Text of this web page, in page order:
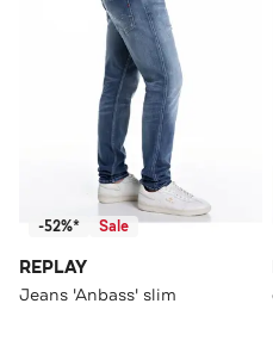
-52%* Sale
REPLAY
Jeans 'Anbass' slim